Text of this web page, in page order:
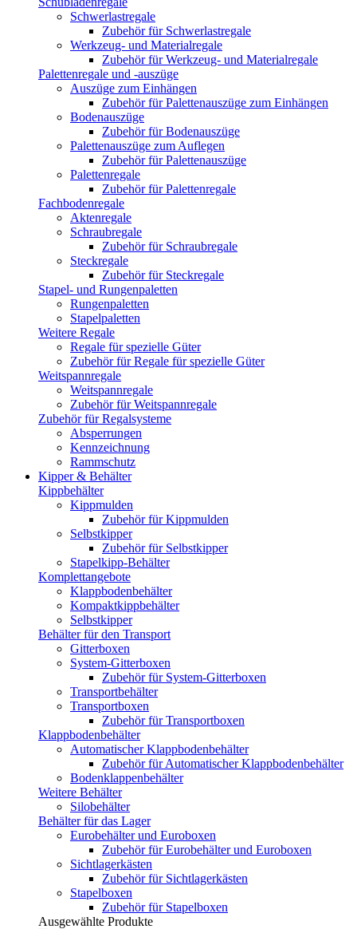
Schwerlastregale
Zubehör für Schwerlastregale
Werkzeug- und Materialregale
Zubehör für Werkzeug- und Materialregale
Palettenregale und -auszüge
Auszüge zum Einhängen
Zubehör für Palettenauszüge zum Einhängen
Bodenauszüge
Zubehör für Bodenauszüge
Palettenauszüge zum Auflegen
Zubehör für Palettenauszüge
Palettenregale
Zubehör für Palettenregale
Fachbodenregale
Aktenregale
Schraubregale
Zubehör für Schraubregale
Steckregale
Zubehör für Steckregale
Stapel- und Rungenpaletten
Rungenpaletten
Stapelpaletten
Weitere Regale
Regale für spezielle Güter
Zubehör für Regale für spezielle Güter
Weitspannregale
Weitspannregale
Zubehör für Weitspannregale
Zubehör für Regalsysteme
Absperrungen
Kennzeichnung
Rammschutz
Kipper & Behälter
Kippbehälter
Kippmulden
Zubehör für Kippmulden
Selbstkipper
Zubehör für Selbstkipper
Stapelkipp-Behälter
Komplettangebote
Klappbodenbehälter
Kompaktkippbehälter
Selbstkipper
Behälter für den Transport
Gitterboxen
System-Gitterboxen
Zubehör für System-Gitterboxen
Transportbehälter
Transportboxen
Zubehör für Transportboxen
Klappbodenbehälter
Automatischer Klappbodenbehälter
Zubehör für Automatischer Klappbodenbehälter
Bodenklappenbehälter
Weitere Behälter
Silobehälter
Behälter für das Lager
Eurobehälter und Euroboxen
Zubehör für Eurobehälter und Euroboxen
Sichtlagerkästen
Zubehör für Sichtlagerkästen
Stapelboxen
Zubehör für Stapelboxen
Ausgewählte Produkte